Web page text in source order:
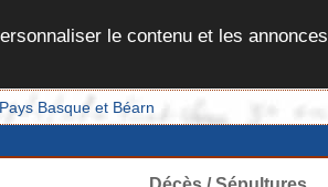
le contenu et les
Basque et Béarn